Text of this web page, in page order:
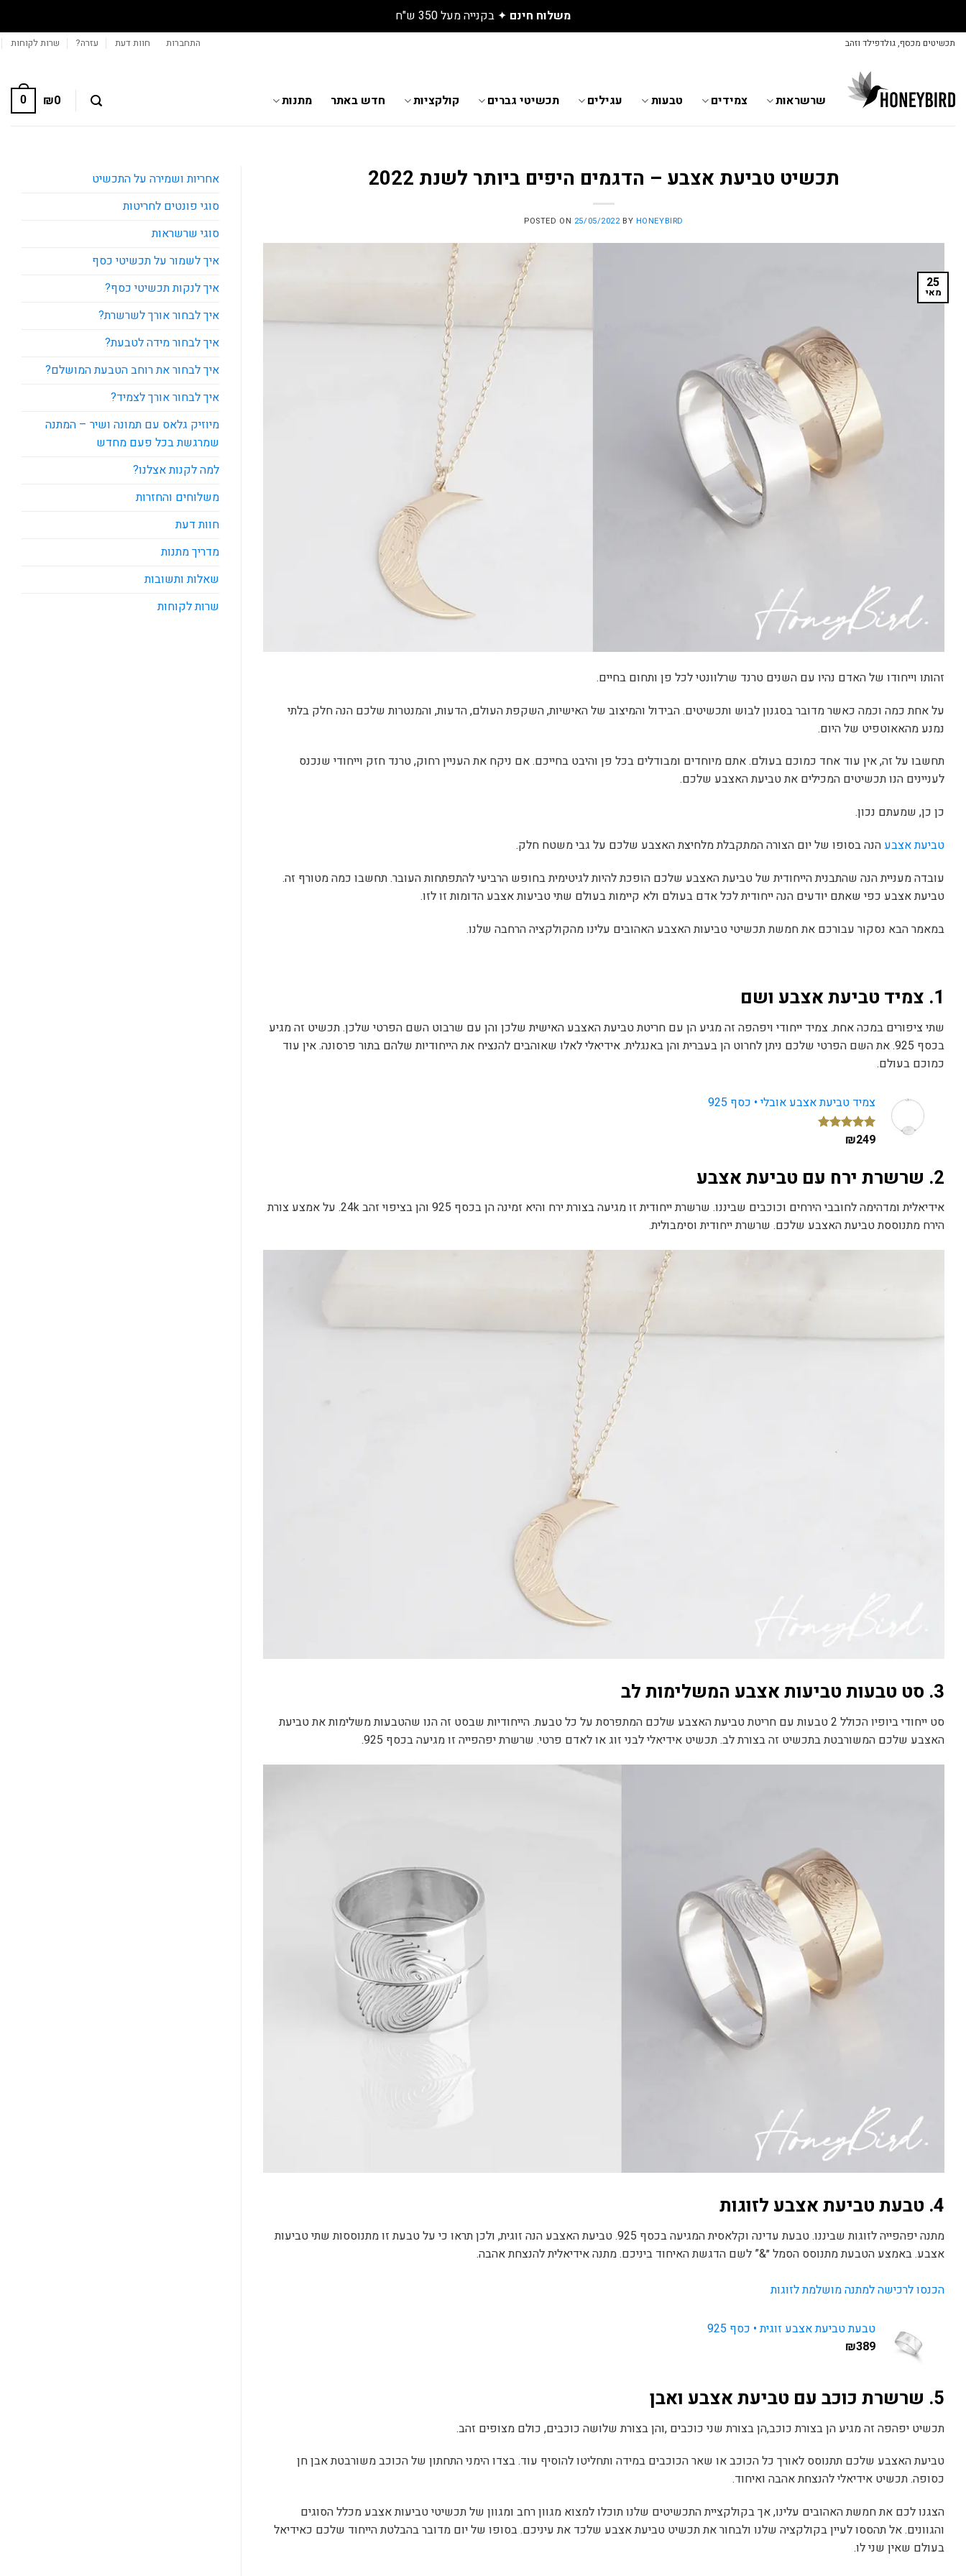
משלוח חינם ✦ בקנייה מעל 350 ש"ח
Skip
תכשיטים מכסף, גולדפילד וזהב התחברות חוות דעת עזרה? שרות לקוחות
שרשראות צמידים טבעות עגילים תכשיטי גברים קולקציות חדש באתר מתנות ₪0
0
תכשיט טביעת אצבע – הדגמים היפים ביותר לשנת 2022
POSTED ON 25/05/2022 BY HONEYBIRD
25
מאי
זהותו וייחודו של האדם נהיו עם השנים טרנד שרלוונטי לכל פן ותחום בחיים.
על אחת כמה וכמה כאשר מדובר בסגנון לבוש ותכשיטים. הבידול והמיצוב של האישיות, השקפת העולם, הדעות, והמנטרות שלכם הנה חלק בלתי
נמנע מהאאוטפיט של היום.
תחשבו על זה, אין עוד אחד כמוכם בעולם. אתם מיוחדים ומבודלים בכל פן והיבט בחייכם. אם ניקח את העניין רחוק, טרנד חזק וייחודי שנכנס
לעניינים הנו תכשיטים המכילים את טביעת האצבע שלכם.
כן כן, שמעתם נכון.
טביעת אצבע הנה בסופו של יום הצורה המתקבלת מלחיצת האצבע שלכם על גבי משטח חלק.
עובדה מעניית הנה שהתבנית הייחודית של טביעת האצבע שלכם הופכת להיות לגיטימית בחופש הרביעי להתפתחות העובר. תחשבו כמה מטורף זה.
טביעת אצבע כפי שאתם יודעים הנה ייחודית לכל אדם בעולם ולא קיימות בעולם שתי טביעות אצבע הדומות זו לזו.
במאמר הבא נסקור עבורכם את חמשת תכשיטי טביעות האצבע האהובים עלינו מהקולקציה הרחבה שלנו.
1. צמיד טביעת אצבע ושם
שתי ציפורים במכה אחת. צמיד ייחודי ויפהפה זה מגיע הן עם חריטת טביעת האצבע האישית שלכן והן עם שרבוט השם הפרטי שלכן. תכשיט זה מגיע
בכסף 925. את השם הפרטי שלכם ניתן לחרוט הן בעברית והן באנגלית. אידיאלי לאלו שאוהבים להנציח את הייחודיות שלהם בתור פרסונה. אין עוד
כמוכם בעולם.
צמיד טביעת אצבע אובלי • כסף 925
מדורג
1
דירוגים של
לקוחות
₪249
2. שרשרת ירח עם טביעת אצבע
אידיאלית ומדהימה לחובבי הירחים וכוכבים שביננו. שרשרת ייחודית זו מגיעה בצורת ירח והיא זמינה הן בכסף 925 והן בציפוי זהב 24k. על אמצע צורת
הירח מתנוססת טביעת האצבע שלכם. שרשרת ייחודית וסימבולית.
3. סט טבעות טביעות אצבע המשלימות לב
סט ייחודי ביופיו הכולל 2 טבעות עם חריטת טביעת האצבע שלכם המתפרסת על כל טבעת. הייחודיות שבסט זה הנו שהטבעות משלימות את טביעת
האצבע שלכם המשורבטת בתכשיט זה בצורת לב. תכשיט אידיאלי לבני זוג או לאדם פרטי. שרשרת יפהפייה זו מגיעה בכסף 925.
4. טבעת טביעת אצבע לזוגות
מתנה יפהפייה לזוגות שביננו. טבעת עדינה וקלאסית המגיעה בכסף 925. טביעת האצבע הנה זוגית, ולכן תראו כי על טבעת זו מתנוססות שתי טביעות
אצבע. באמצע הטבעת מתנוסס הסמל ״&” לשם הדגשת האיחוד ביניכם. מתנה אידיאלית להנצחת אהבה.
הכנסו לרכישה למתנה מושלמת לזוגות
טבעת טביעת אצבע זוגית • כסף 925
₪389
5. שרשרת כוכב עם טביעת אצבע ואבן
תכשיט יפהפה זה מגיע הן בצורת כוכב,הן בצורת שני כוכבים ,והן בצורת שלושה כוכבים, כולם מצופים זהב.
טביעת האצבע שלכם תתנוסס לאורך כל הכוכב או שאר הכוכבים במידה ותחליטו להוסיף עוד. בצדו הימני התחתון של הכוכב משורבטת אבן חן
כסופה. תכשיט אידיאלי להנצחת אהבה ואיחוד.
הצגנו לכם את חמשת האהובים עלינו, אך בקולקציית התכשיטים שלנו תוכלו למצוא מגוון רחב ומגוון של תכשיטי טביעות אצבע מכלל הסוגים
והגוונים. אל תהססו לעיין בקולקציה שלנו ולבחור את תכשיט טביעת אצבע שלכד את עיניכם. בסופו של יום מדובר בהבלטת הייחוד שלכם כאידיאל
בעולם שאין שני לו.
אחריות ושמירה על התכשיט
סוגי פונטים לחריטות
סוגי שרשראות
איך לשמור על תכשיטי כסף
איך לנקות תכשיטי כסף?
איך לבחור אורך לשרשרת?
איך לבחור מידה לטבעת?
איך לבחור את רוחב הטבעת המושלם?
איך לבחור אורך לצמיד?
מיוזיק גלאס עם תמונה ושיר – המתנה
שמרגשת בכל פעם מחדש
למה לקנות אצלנו?
משלוחים והחזרות
חוות דעת
מדריך מתנות
שאלות ותשובות
שרות לקוחות